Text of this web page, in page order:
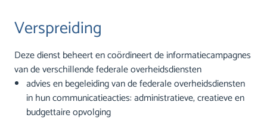
Verspreiding
Deze dienst beheert en coördineert de informatiecampagnes
van de verschillende federale overheidsdiensten
advies en begeleiding van de federale overheidsdiensten
in hun communicatieacties: administratieve, creatieve en
budgettaire opvolging